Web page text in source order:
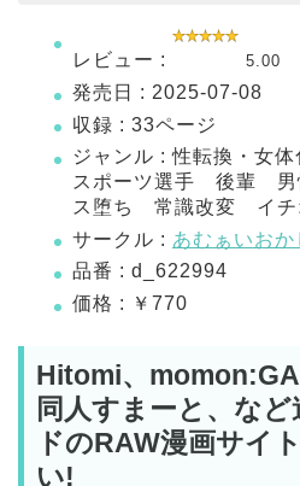
レビュー : 5.00
発売日 : 2025-07-08
収録 : 33ページ
ジャンル : 性転換・
スポーツ選手 後輩
ス堕ち 常識改変 イ
サークル : あむぁいおか
品番 : d_622994
価格 : ￥770
Hitomi、momon:GA
同人すまーと、な
ドのRAW漫画サイ
い!